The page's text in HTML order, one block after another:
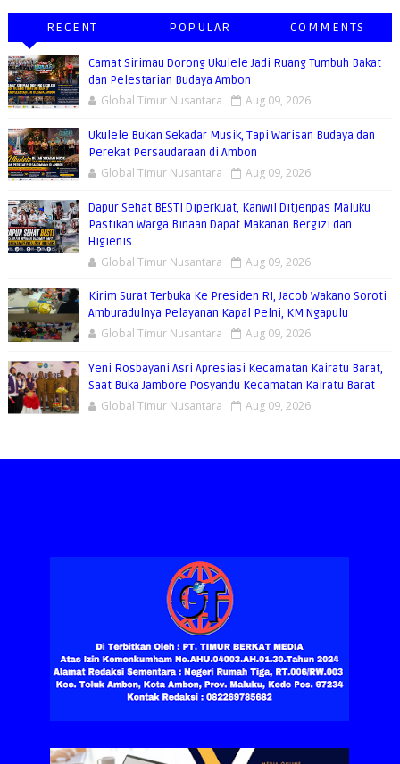
RECENT POPULAR COMMENTS
Camat Sirimau Dorong Ukulele Jadi Ruang Tumbuh Bakat
dan Pelestarian Budaya Ambon
Global Timur Nusantara Aug 09, 2026
Ukulele Bukan Sekadar Musik, Tapi Warisan Budaya dan
Perekat Persaudaraan di Ambon
Global Timur Nusantara Aug 09, 2026
Dapur Sehat BESTI Diperkuat, Kanwil Ditjenpas Maluku
Pastikan Warga Binaan Dapat Makanan Bergizi dan
Higienis
Global Timur Nusantara Aug 09, 2026
Kirim Surat Terbuka Ke Presiden RI, Jacob Wakano Soroti
Amburadulnya Pelayanan Kapal Pelni, KM Ngapulu
Global Timur Nusantara Aug 09, 2026
Yeni Rosbayani Asri Apresiasi Kecamatan Kairatu Barat,
Saat Buka Jambore Posyandu Kecamatan Kairatu Barat
Global Timur Nusantara Aug 09, 2026